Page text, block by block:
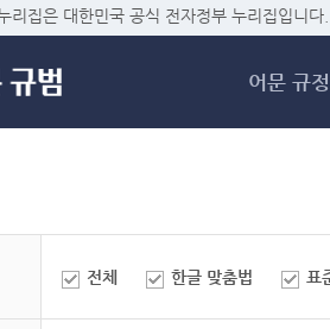
메
리집은 대한민국 공식 전자정부 누리집입니다.
어문 규정
전체 한글 맞춤법 표